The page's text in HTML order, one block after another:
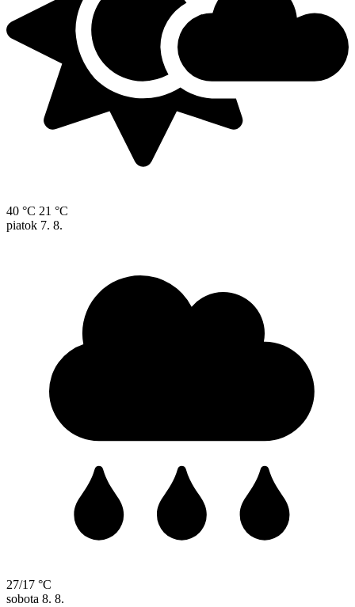
40 °C 21 °C
piatok 7. 8.
27/17 °C
sobota 8. 8.